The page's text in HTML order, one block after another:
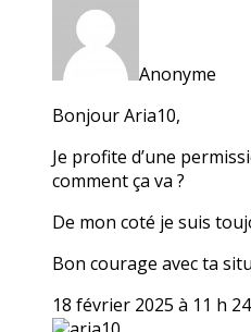
Anonyme
Bonjour Aria10,
Je profite d’une
comment ça va ?
De mon coté je suis
Bon courage avec ta
18 février 2025 à 11 h